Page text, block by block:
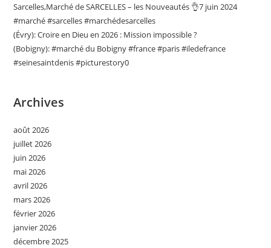
Sarcelles,Marché de SARCELLES – les Nouveautés 👌7 juin 2024
#marché #sarcelles #marchédesarcelles
(Évry): Croire en Dieu en 2026 : Mission impossible ?
(Bobigny): #marché du Bobigny #france #paris #iledefrance
#seinesaintdenis #picturestory0
Archives
août 2026
juillet 2026
juin 2026
mai 2026
avril 2026
mars 2026
février 2026
janvier 2026
décembre 2025